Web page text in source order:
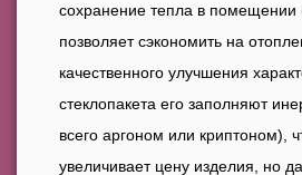
сохранение тепла в помещении
позволяет сэкономить на
качественного улучшения
стеклопакета его заполняют
всего аргоном или криптоном),
увеличивает цену изделия, но